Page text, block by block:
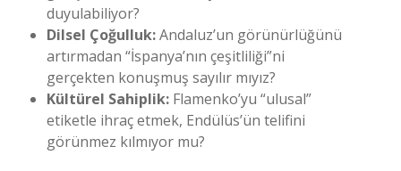
duyulabiliyor?
Dilsel Çoğulluk:Andaluz’un görünürlüğünü
artırmadan “İspanya’nın çeşitliliği”ni
gerçekten konuşmuş sayılır mıyız?
Kültürel Sahiplik: Flamenko’yu “ulusal”
etiketle ihraç etmek, Endülüs’ün telifini
görünmez kılmıyor mu?